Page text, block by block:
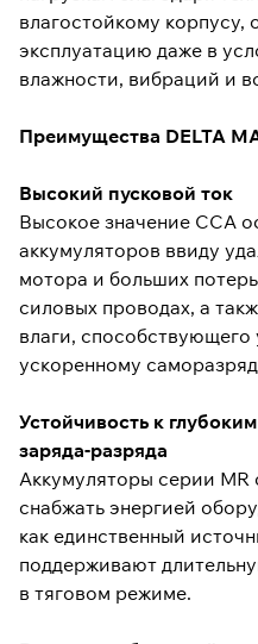
влагостойкому
эксплуатацию даже в
влажности, вибраций и
Преимущества DELTA
Высокий пусковой ток
Высокое значение ССА
аккумуляторов ввиду
мотора и больших
силовых проводах, а
влаги, способствующего
ускоренному
Устойчивость к
заряда-разряда
Аккумуляторы серии MR
снабжать энергией
как единственный
поддерживают
в тяговом режиме.